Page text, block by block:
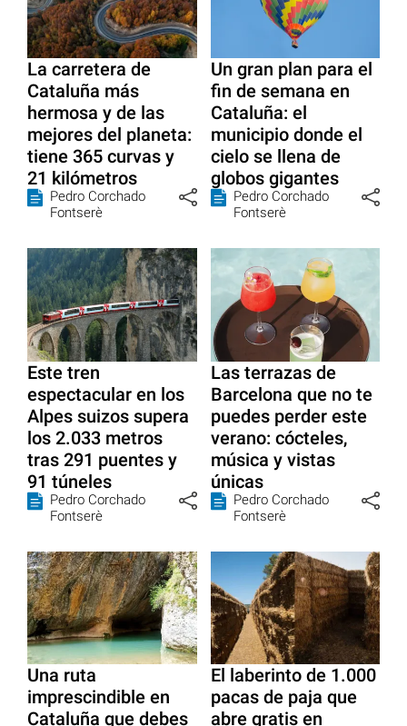
La carretera de
Cataluña más
hermosa y de las
mejores del planeta:
tiene 365 curvas y
21 kilómetros
Pedro Corchado
Fontserè
Un gran plan para el
fin de semana en
Cataluña: el
municipio donde el
cielo se llena de
globos gigantes
Pedro Corchado
Fontserè
Este tren
espectacular en los
Alpes suizos supera
los 2.033 metros
tras 291 puentes y
91 túneles
Pedro Corchado
Fontserè
Las terrazas de
Barcelona que no te
puedes perder este
verano: cócteles,
música y vistas
únicas
Pedro Corchado
Fontserè
Una ruta
imprescindible en
Cataluña que debes
El laberinto de 1.000
pacas de paja que
abre gratis en